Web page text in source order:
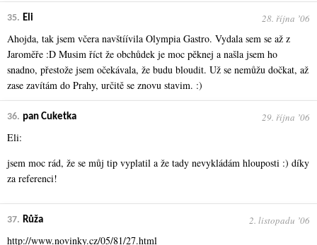
35. Eli 28. října ʼ06
Ahojda, tak jsem včera navštíívila Olympia Gastro. Vydala sem se až z
Jaroměře :D Musim říct že obchůdek je moc pěknej a našla jsem ho
snadno, přestože jsem očekávala, že budu bloudit. Už se nemůžu dočkat, až
zase zavítám do Prahy, určitě se znovu stavim. :)
36. pan Cuketka 29. října ʼ06
Eli:
jsem moc rád, že se můj tip vyplatil a že tady nevykládám hlouposti :) díky
za referenci!
37. Růža 2. listopadu ʼ06
http://www.novinky.cz/05/81/27.html